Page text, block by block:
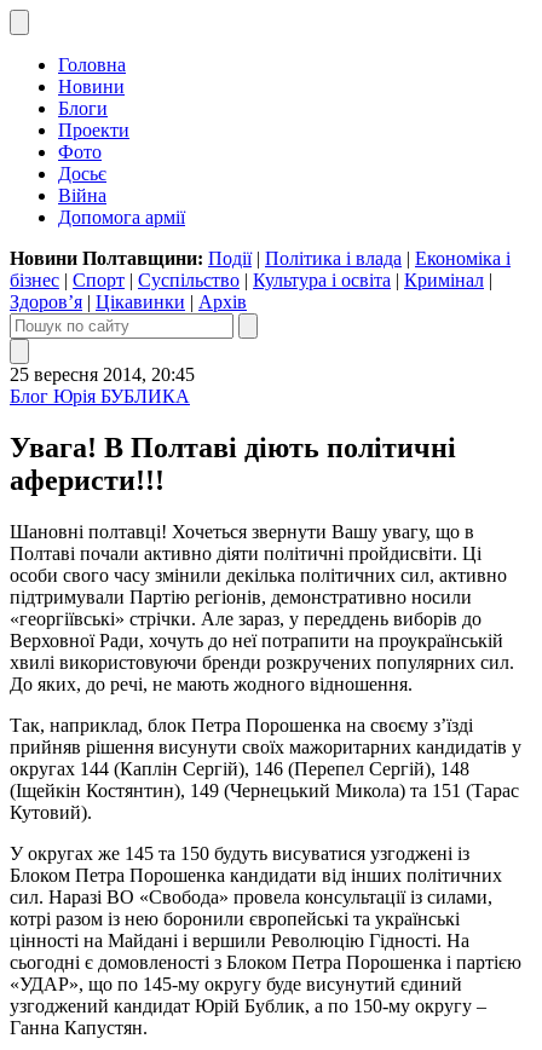
Головна
Новини
Блоги
Проекти
Фото
Досьє
Війна
Допомога армії
Новини Полтавщини: Події| Політика і влада | Економіка і
бізнес | Спорт | Суспільство | Культура і освіта | Кримінал |
Здоров’я | Цікавинки | Архів
25 вересня 2014, 20:45
Блог Юрія БУБЛИКА
Увага! В Полтаві діють політичні
аферисти!!!
Шановні полтавці! Хочеться звернути Вашу увагу, що в
Полтаві почали активно діяти політичні пройдисвіти. Ці
особи свого часу змінили декілька політичних сил, активно
підтримували Партію регіонів, демонстративно носили
«георгіївські» стрічки. Але зараз, у переддень виборів до
Верховної Ради, хочуть до неї потрапити на проукраїнській
хвилі використовуючи бренди розкручених популярних сил.
До яких, до речі, не мають жодного відношення.
Так, наприклад, блок Петра Порошенка на своєму з’їзді
прийняв рішення висунути своїх мажоритарних кандидатів у
округах 144 (Каплін Сергій), 146 (Перепел Сергій), 148
(Іщейкін Костянтин), 149 (Чернецький Микола) та 151 (Тарас
Кутовий).
У округах же 145 та 150 будуть висуватися узгоджені із
Блоком Петра Порошенка кандидати від інших політичних
сил. Наразі ВО «Свобода» провела консультації із силами,
котрі разом із нею боронили європейські та українські
цінності на Майдані і вершили Революцію Гідності. На
сьогодні є домовленості з Блоком Петра Порошенка і партією
«УДАР», що по 145-му округу буде висунутий єдиний
узгоджений кандидат Юрій Бублик, а по 150-му округу –
Ганна Капустян.